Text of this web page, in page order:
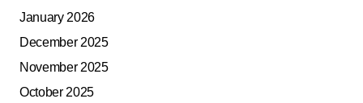
January 2026
December 2025
November 2025
October 2025